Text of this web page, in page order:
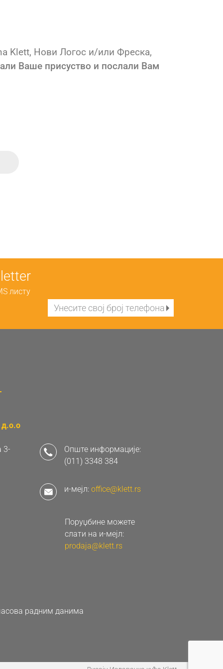
Klett, Нови Логос и/или Фреска,
Ваше присуство и послали Вам
листу
3-
Опште информације:
(011) 3348 384
и-мејл: office@klett.rs
Поруџбине можете
слати на и-мејл:
prodaja@klett.rs
радним данима